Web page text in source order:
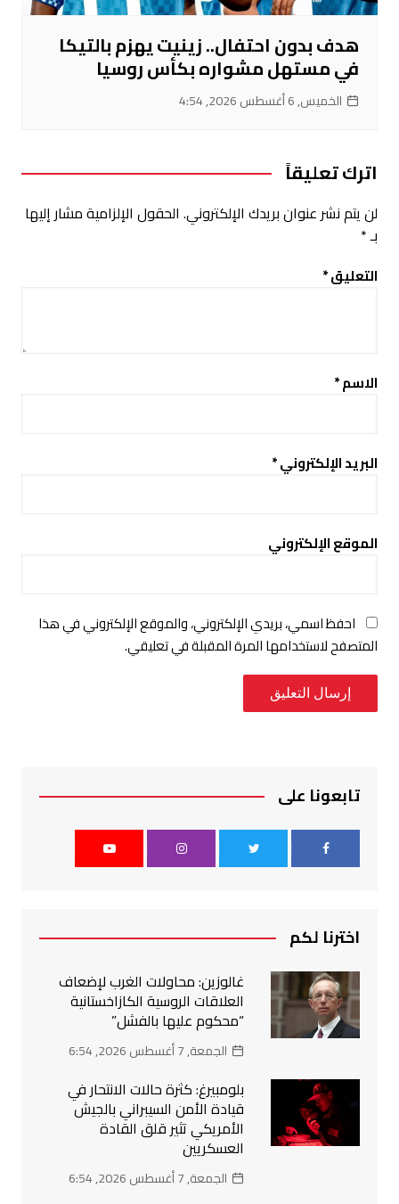
هدف بدون احتفال.. زينيت يهزم بالتيكا
في مستهل مشواره بكأس روسيا
الخميس, 6 أغسطس 2026, 4:54
اترك تعليقاً
لن يتم نشر عنوان بريدك الإلكتروني. الحقول الإلزامية مشار إليها
بـ*
التعليق*
الاسم*
البريد الإلكتروني*
الموقع الإلكتروني
احفظ اسمي، بريدي الإلكتروني، والموقع الإلكتروني في هذا
المتصفح لاستخدامها المرة المقبلة في تعليقي.
تابعونا على
اخترنا لكم
غالوزين: محاولات الغرب لإضعاف
العلاقات الروسية الكازاخستانية
“محكوم عليها بالفشل”
الجمعة, 7 أغسطس 2026, 6:54
بلومبيرغ: كثرة حالات الانتحار في
قيادة الأمن السيبراني بالجيش
الأمريكي تثير قلق القادة
العسكريين
الجمعة, 7 أغسطس 2026, 6:54